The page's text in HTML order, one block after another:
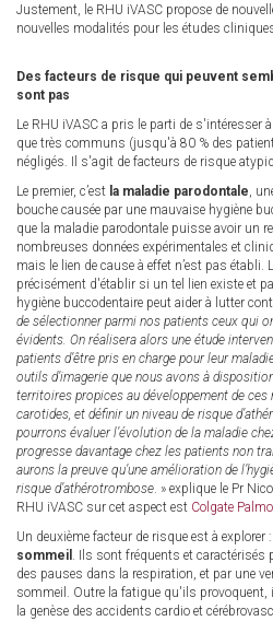
Justement, le RHU iVASC propose de
nouvelles modalités pour les études
Des facteurs de risque qui peuvent
sont pas
Le RHU iVASC a pris le parti de s'intéresser
que très communs (jusqu'à 80 % des
négligés. Il s'agit de facteurs de risque
Le premier, c’est la maladie parodontale,
bouche causée par une mauvaise hygiène
que la maladie parodontale puisse avoir un
nombreuses données expérimentales et
mais le lien de cause à effet n’est pas établi.
précisément d'établir si un tel lien existe et
hygiène buccodentaire peut aider à lutter
de sélectionner parmi nos patients ceux qui
évidents. On réalisera alors une étude
patients d’être pris en charge pour leur
outils d’imagerie que nous avons à
territoires propices au développement de
carotides, et définir un niveau de risque
pourrons évaluer l’évolution de la maladie
progresse davantage chez les patients non
aurons la preuve qu’une amélioration de
risque d’athérotrombose. » explique le Pr
RHU iVASC sur cet aspect est Colgate
Un deuxième facteur de risque est à explorer :
sommeil . Ils sont fréquents et caractérisés
des pauses dans la respiration, et par une
sommeil. Outre la fatigue qu'ils
la genèse des accidents cardio et